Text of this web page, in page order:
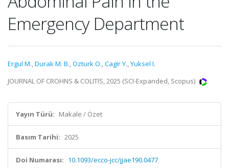
Emergency Department
Ergul M.,Durak M. B.,Ozturk O.,Cagir Y.,Yuksel I.
JOURNAL OF CROHNS & COLITIS, 2025 (SCI-Expanded, Scopus)
Yayın Türü: Makale / Özet
Basım Tarihi: 2025
Doi Numarası: 10.1093/ecco-jcc/jjae190.0477